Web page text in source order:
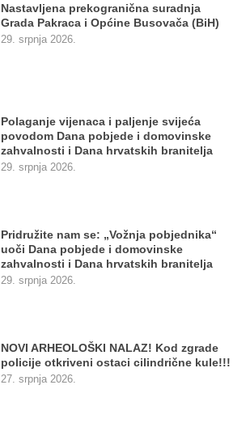
Nastavljena prekogranična suradnja
Grada Pakraca i Općine Busovača (BiH)
29. srpnja 2026.
Polaganje vijenaca i paljenje svijeća
povodom Dana pobjede i domovinske
zahvalnosti i Dana hrvatskih branitelja
29. srpnja 2026.
Pridružite nam se: „Vožnja pobjednika“
uoči Dana pobjede i domovinske
zahvalnosti i Dana hrvatskih branitelja
29. srpnja 2026.
NOVI ARHEOLOŠKI NALAZ! Kod zgrade
policije otkriveni ostaci cilindrične kule!!!
27. srpnja 2026.